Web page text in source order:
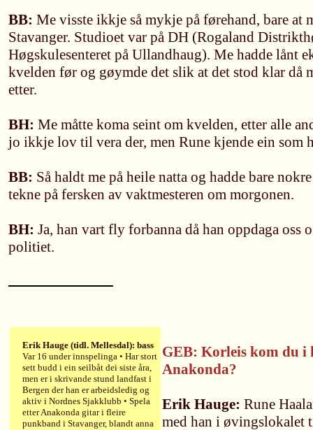
BB: Me visste ikkje så mykje på førehand, bare at
Stavanger. Studioet var på DH (Rogaland
Høgskulesenteret på Ullandhaug). Me hadde lånt
kvelden før og gøymde det slik at det stod klar då
etter.
BH: Me måtte koma seint om kvelden, etter alle
jo ikkje lov til vera der, men Rune kjende ein som
BB: Så haldt me på heile natta og hadde bare
tekne på fersken av vaktmesteren om morgonen.
BH: Ja, han vart fly forbanna då han oppdaga oss
politiet.
Erik Hauge (tidl. Mellesdal): bass
Var 16 under innspelinga • Har stort
sett budd i ein seilbåt dei siste åra,
men er i skrivande stund landfast i
Bergen der han er arbeidsledig og
aktiv i Nordnes Sjakklubb • Spela
etter Anakonda gitar i fleire
punkband i Stavanger, blandt anna
GEB: Korleis kom du i
Anakonda?
Erik Hauge: Rune
med han i øvingslokalet